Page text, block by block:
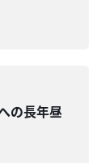
の長年昼